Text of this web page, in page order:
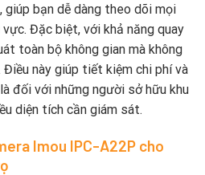
giúp bạn dễ dàng theo dõi mọi
Đặc biệt, với khả năng quay
toàn bộ không gian mà không
này giúp tiết kiệm chi phí và
đối với những người sở hữu khu
diện tích cần giám sát.
Imou IPC-A22P cho